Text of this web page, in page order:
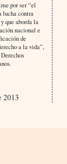
por ser “el
lucha contra
que aborda la
nacional e
de
a la vida”,
2013